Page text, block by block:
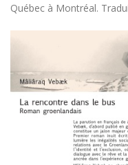
Québec à Montréal.